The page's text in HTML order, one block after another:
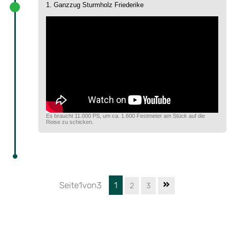
1. Ganzzug Sturmholz Friederike
Es braucht 11.000 PS, um ca. 1.600 Festmeter am Stück auf die
Reise zu schicken.
Seite1von3 1 2 3